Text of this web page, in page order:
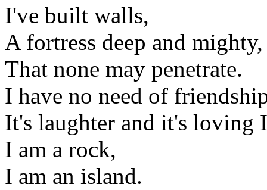
I've built walls,
A fortress deep and mighty,
That none may penetrate.
I have no need of
It's laughter and it's loving
I am a rock,
I am an island.